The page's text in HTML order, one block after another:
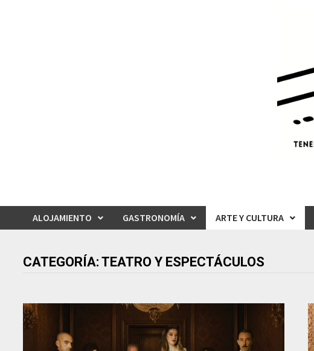
ALOJAMIENTO GASTRONOMÍA ARTE Y CULTURA
CATEGORÍA:TEATRO Y ESPECTÁCULOS